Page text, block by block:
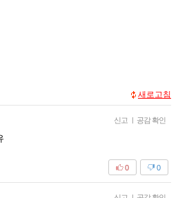
새로고침
신고 | 공감 확인
0
0